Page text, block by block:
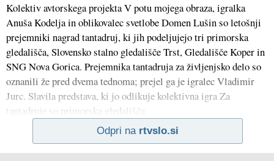
Kolektiv avtorskega projekta V potu mojega obraza, igralka
Anuša Kodelja in oblikovalec svetlobe Domen Lušin so letošnji
prejemniki nagrad tantadruj, ki jih podeljujejo tri primorska
gledališča, Slovensko stalno gledališče Trst, Gledališče Koper in
SNG Nova Gorica. Prejemnika tantadruja za življenjsko delo so
oznanili že pred dvema tednoma; prejel ga je igralec Vladimir
Jurc. Slavila predstava, ki jo odlikuje kolektivna igra Za
tantadruje so primorska gledališča
Odpri na rtvslo.si